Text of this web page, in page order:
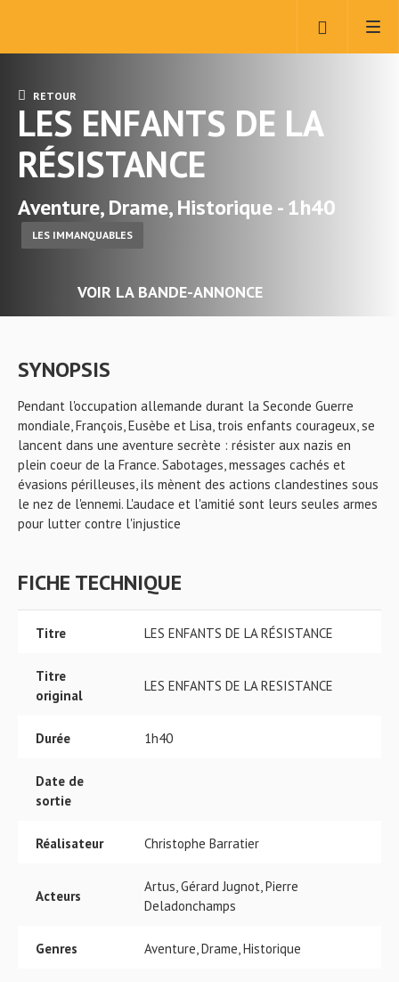
RETOUR
LES ENFANTS DE LA
RÉSISTANCE
Aventure, Drame, Historique - 1h40
LES IMMANQUABLES
VOIR LA BANDE-ANNONCE
SYNOPSIS
Pendant l'occupation allemande durant la Seconde Guerre
mondiale, François, Eusèbe et Lisa, trois enfants courageux, se
lancent dans une aventure secrète : résister aux nazis en
plein coeur de la France. Sabotages, messages cachés et
évasions périlleuses, ils mènent des actions clandestines sous
le nez de l'ennemi. L'audace et l'amitié sont leurs seules armes
pour lutter contre l'injustice
FICHE TECHNIQUE
Titre LES ENFANTS DE LA RÉSISTANCE
Titre
original
LES ENFANTS DE LA RESISTANCE
Durée 1h40
Date de
sortie
Réalisateur Christophe Barratier
Acteurs
Artus, Gérard Jugnot, Pierre
Deladonchamps
Genres Aventure, Drame, Historique